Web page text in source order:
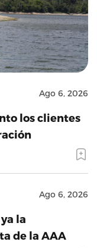
Ago 6, 2026
los clientes
Ago 6, 2026
la
de la AAA